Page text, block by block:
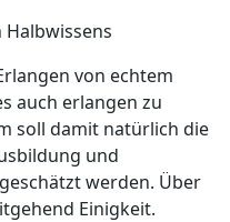
von echtem
auch erlangen zu
soll damit natürlich die
und
werden. Über
Einigkeit.